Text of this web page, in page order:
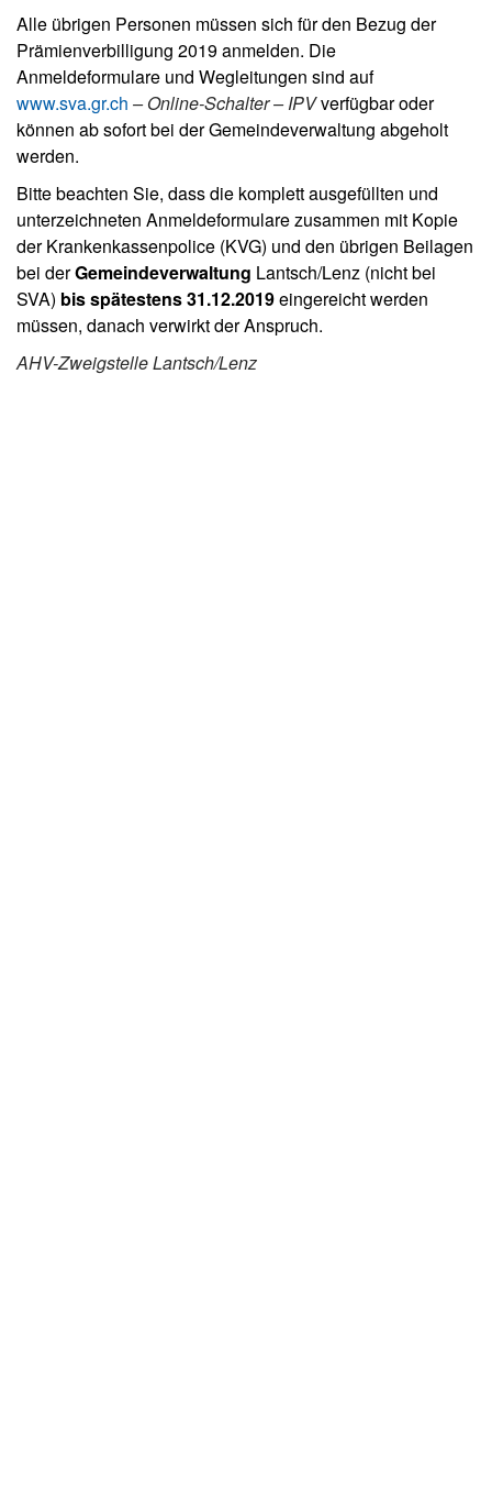
Alle übrigen Personen müssen sich für den Bezug der
Prämienverbilligung 2019 anmelden. Die
Anmeldeformulare und Wegleitungen sind auf
www.sva.gr.ch – Online-Schalter – IPVverfügbar oder
können ab sofort bei der Gemeindeverwaltung abgeholt
werden.
Bitte beachten Sie, dass die komplett ausgefüllten und
unterzeichneten Anmeldeformulare zusammen mit Kopie
der Krankenkassenpolice (KVG) und den übrigen Beilagen
bei derGemeindeverwaltung Lantsch/Lenz (nicht bei
SVA) bis spätestens 31.12.2019eingereicht werden
müssen, danach verwirkt der Anspruch.
AHV-Zweigstelle Lantsch/Lenz